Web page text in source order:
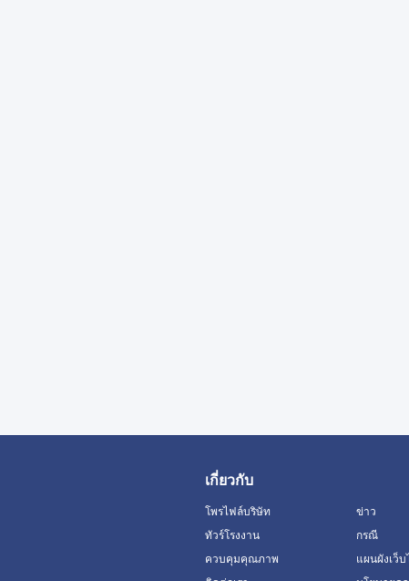
เกี่ยวกับ
โพรไฟล์บริษัท
ทัวร์โรงงาน
ควบคุมคุณภาพ
ข่าว
กรณี
แผนผังเว็บ